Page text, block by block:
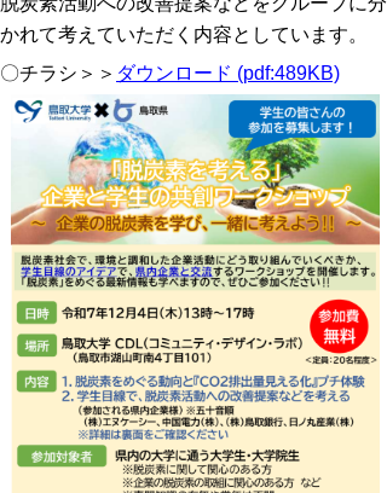
かれて考えていただく内容としています。
〇チラシ＞＞ ダウンロード (pdf:489KB)